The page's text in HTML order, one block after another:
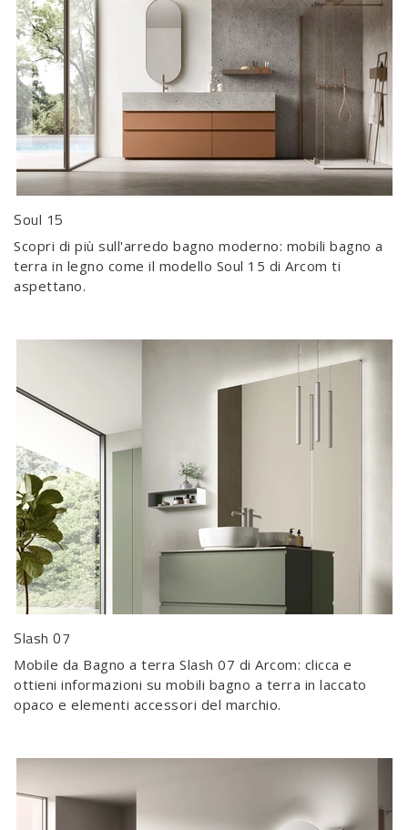
Soul 15
Scopri di più sull'arredo bagno moderno: mobili bagno a
terra in legno come il modello Soul 15 di Arcom ti
aspettano.
Slash 07
Mobile da Bagno a terra Slash 07 di Arcom: clicca e
ottieni informazioni su mobili bagno a terra in laccato
opaco e elementi accessori del marchio.